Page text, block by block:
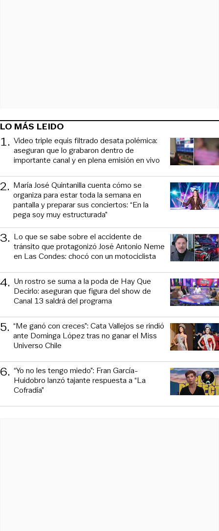
LO MÁS LEIDO
1. Video triple equis filtrado desata polémica:
aseguran que lo grabaron dentro de
importante canal y en plena emisión en vivo
2. María José Quintanilla cuenta cómo se
organiza para estar toda la semana en
pantalla y preparar sus conciertos: “En la
pega soy muy estructurada”
3. Lo que se sabe sobre el accidente de
tránsito que protagonizó José Antonio Neme
en Las Condes: chocó con un motociclista
4. Un rostro se suma a la poda de Hay Que
Decirlo: aseguran que figura del show de
Canal 13 saldrá del programa
5. “Me ganó con creces”: Cata Vallejos se rindió
ante Dominga López tras no ganar el Miss
Universo Chile
6. “Yo no les tengo miedo”: Fran García-
Huidobro lanzó tajante respuesta a “La
Cofradía”